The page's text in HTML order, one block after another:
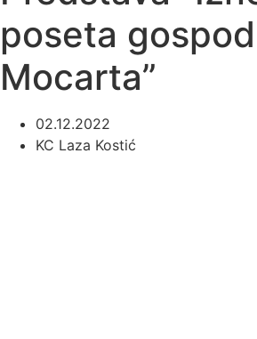
poseta
Mocarta”
02.12.2022
KC Laza Kostić